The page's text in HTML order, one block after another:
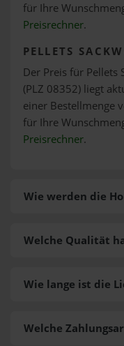
für Ihre
Preisrechner.
PELLETS
Der Preis für Pellets
(PLZ 08352) liegt
einer Bestellmenge
für Ihre
Preisrechner.
Wie werden die
Welche
Welche Qualität
Wie lange ist die